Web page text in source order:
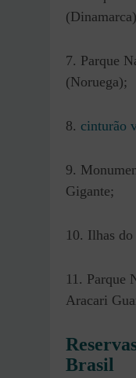
7. Parque
(Noruega);
8. cinturão
9.
Gigante;
10. Ilhas
11. Parque
Aracari
Brasil